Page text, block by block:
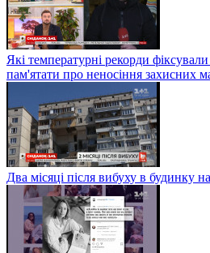
Які температурні рекорди
пам'ятати про неносіння захисних
Два місяці після вибуху в будинку